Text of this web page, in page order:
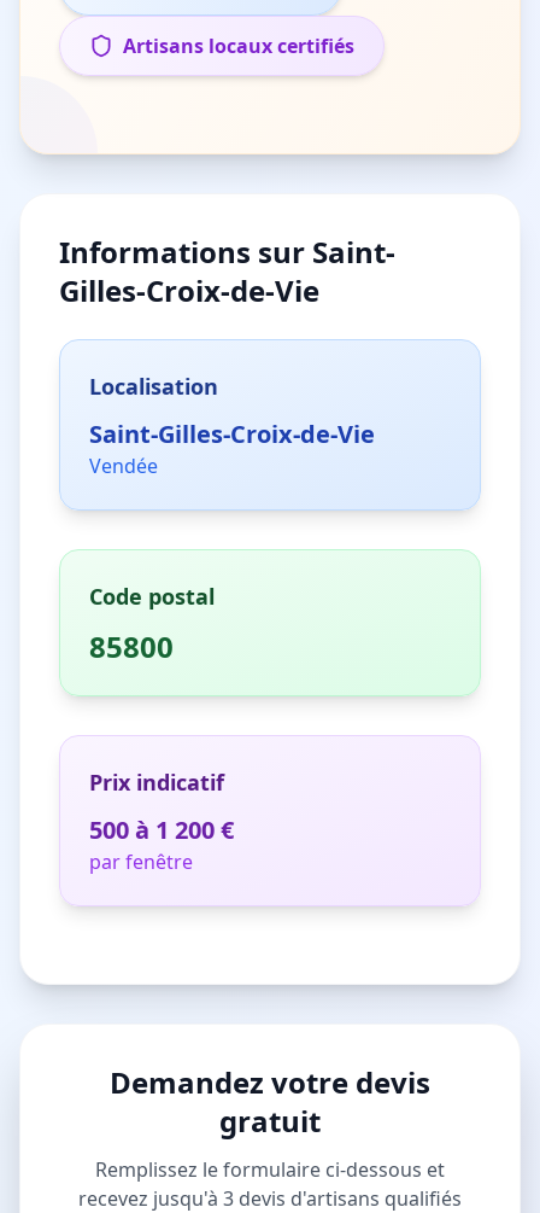
Artisans locaux certifiés
Informations sur Saint-
Gilles-Croix-de-Vie
Localisation
Saint-Gilles-Croix-de-Vie
Vendée
Code postal
85800
Prix indicatif
500 à 1 200 €
par fenêtre
Demandez votre devis
gratuit
Remplissez le formulaire ci-dessous et
recevez jusqu'à 3 devis d'artisans qualifiés